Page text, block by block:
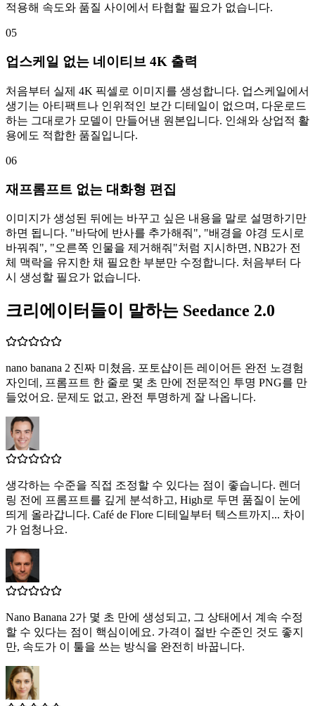
적용해 속도와 품질 사이에서 타협할 필요가 없습니다.
05
업스케일 없는 네이티브 4K 출력
처음부터 실제 4K 픽셀로 이미지를 생성합니다. 업스케일에서
생기는 아티팩트나 인위적인 보간 디테일이 없으며, 다운로드
하는 그대로가 모델이 만들어낸 원본입니다. 인쇄와 상업적 활
용에도 적합한 품질입니다.
06
재프롬프트 없는 대화형 편집
이미지가 생성된 뒤에는 바꾸고 싶은 내용을 말로 설명하기만
하면 됩니다. "바닥에 반사를 추가해줘", "배경을 야경 도시로
바꿔줘", "오른쪽 인물을 제거해줘"처럼 지시하면, NB2가 전
체 맥락을 유지한 채 필요한 부분만 수정합니다. 처음부터 다
시 생성할 필요가 없습니다.
크리에이터들이 말하는 Seedance 2.0
nano banana 2 진짜 미쳤음. 포토샵이든 레이어든 완전 노경험
자인데, 프롬프트 한 줄로 몇 초 만에 전문적인 투명 PNG를 만
들었어요. 문제도 없고, 완전 투명하게 잘 나옵니다.
생각하는 수준을 직접 조정할 수 있다는 점이 좋습니다. 렌더
링 전에 프롬프트를 깊게 분석하고, High로 두면 품질이 눈에
띄게 올라갑니다. Café de Flore 디테일부터 텍스트까지... 차이
가 엄청나요.
Nano Banana 2가 몇 초 만에 생성되고, 그 상태에서 계속 수정
할 수 있다는 점이 핵심이에요. 가격이 절반 수준인 것도 좋지
만, 속도가 이 툴을 쓰는 방식을 완전히 바꿉니다.